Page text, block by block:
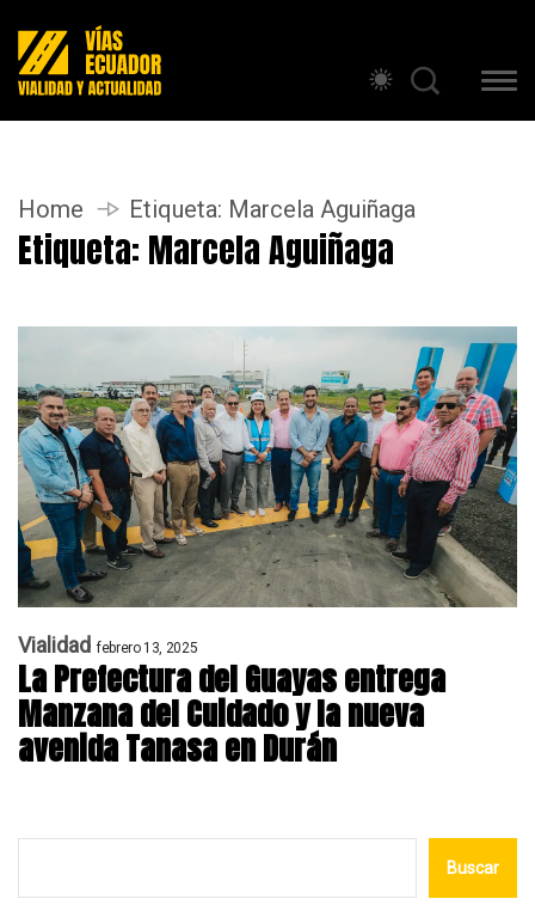
Home Etiqueta: Marcela Aguiñaga
Etiqueta: Marcela Aguiñaga
Vialidad febrero 13, 2025
La Prefectura del Guayas entrega
Manzana del Cuidado y la nueva
avenida Tanasa en Durán
Buscar